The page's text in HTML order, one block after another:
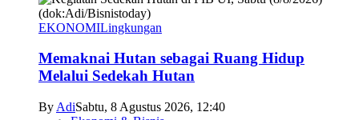
EKONOMILingkungan
Memaknai Hutan sebagai Ruang Hidup
Melalui Sedekah Hutan
By AdiSabtu, 8 Agustus 2026, 12:40